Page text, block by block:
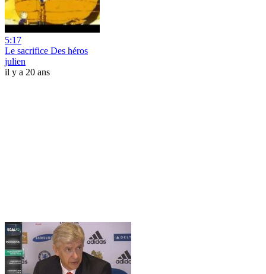
5:17
Le sacrifice Des héros
julien
il y a 20 ans